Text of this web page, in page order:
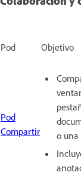
Pod Objetivo
Pod
Compartir
o una